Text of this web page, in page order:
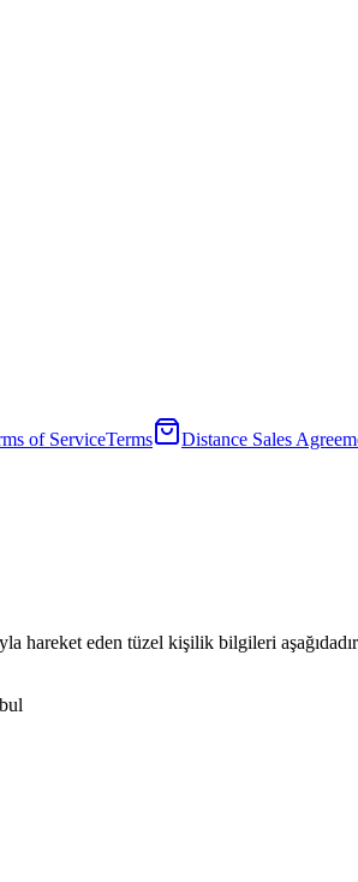
of ServiceTerms Distance Sales
hareket eden tüzel kişilik bilgileri